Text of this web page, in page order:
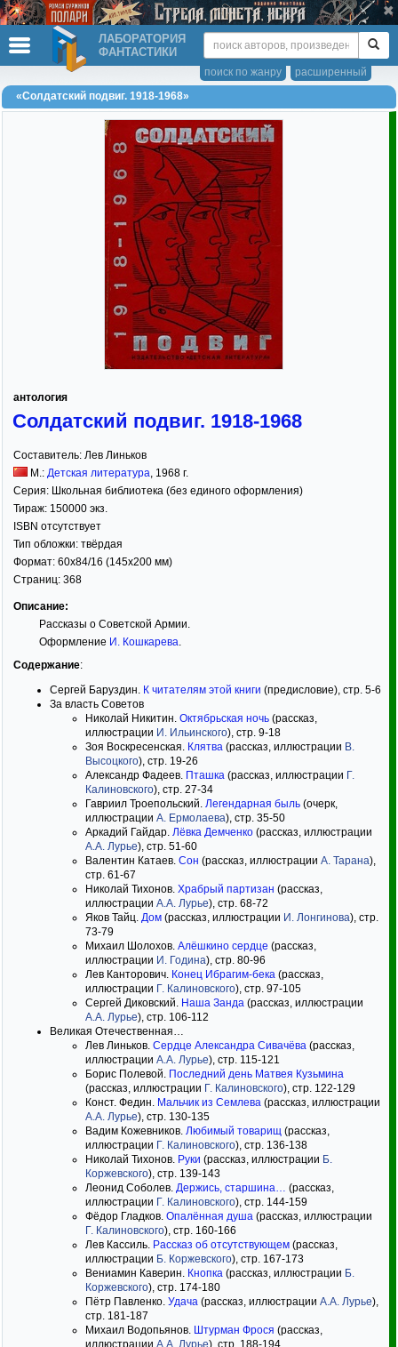
ЛАБОРАТОРИЯ
ФАНТАСТИКИ
расширенный
поиск по жанру
«Солдатский подвиг. 1918-1968»
антология
Солдатский подвиг. 1918-1968
Составитель: Лев Линьков
М.: Детская литература, 1968 г.
Серия: Школьная библиотека (без единого оформления)
Тираж: 150000 экз.
ISBN отсутствует
Тип обложки: твёрдая
Формат: 60x84/16 (145x200 мм)
Страниц: 368
Описание:
Рассказы о Советской Армии.
Оформление И. Кошкарева.
Содержание:
Сергей Баруздин. К читателям этой книги (предисловие), стр. 5-6
За власть Советов
Николай Никитин. Октябрьская ночь (рассказ,
иллюстрации И. Ильинского), стр. 9-18
Зоя Воскресенская. Клятва (рассказ, иллюстрации В.
Высоцкого), стр. 19-26
Александр Фадеев. Пташка (рассказ, иллюстрации Г.
Калиновского), стр. 27-34
Гавриил Троепольский. Легендарная быль (очерк,
иллюстрации А. Ермолаева), стр. 35-50
Аркадий Гайдар. Лёвка Демченко (рассказ, иллюстрации
А.А. Лурье), стр. 51-60
Валентин Катаев. Сон (рассказ, иллюстрации А. Тарана),
стр. 61-67
Николай Тихонов. Храбрый партизан (рассказ,
иллюстрации А.А. Лурье), стр. 68-72
Яков Тайц. Дом (рассказ, иллюстрации И. Лонгинова), стр.
73-79
Михаил Шолохов. Алёшкино сердце (рассказ,
иллюстрации И. Година), стр. 80-96
Лев Канторович. Конец Ибрагим-бека (рассказ,
иллюстрации Г. Калиновского), стр. 97-105
Сергей Диковский. Наша Занда (рассказ, иллюстрации
А.А. Лурье), стр. 106-112
Великая Отечественная…
Лев Линьков. Сердце Александра Сивачёва (рассказ,
иллюстрации А.А. Лурье), стр. 115-121
Борис Полевой. Последний день Матвея Кузьмина
(рассказ, иллюстрации Г. Калиновского), стр. 122-129
Конст. Федин. Мальчик из Семлева (рассказ, иллюстрации
А.А. Лурье), стр. 130-135
Вадим Кожевников. Любимый товарищ (рассказ,
иллюстрации Г. Калиновского), стр. 136-138
Николай Тихонов. Руки (рассказ, иллюстрации Б.
Коржевского), стр. 139-143
Леонид Соболев. Держись, старшина… (рассказ,
иллюстрации Г. Калиновского), стр. 144-159
Фёдор Гладков. Опалённая душа (рассказ, иллюстрации
Г. Калиновского), стр. 160-166
Лев Кассиль. Рассказ об отсутствующем (рассказ,
иллюстрации Б. Коржевского), стр. 167-173
Вениамин Каверин. Кнопка (рассказ, иллюстрации Б.
Коржевского), стр. 174-180
Пётр Павленко. Удача (рассказ, иллюстрации А.А. Лурье),
стр. 181-187
Михаил Водопьянов. Штурман Фрося (рассказ,
иллюстрации А.А. Лурье), стр. 188-194